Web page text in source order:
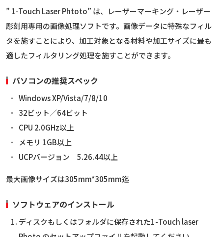
” 1-Touch Laser Phtoto” は、レーザーマーキング・レーザー
彫刻用専用の画像処理ソフトです。画像データに特殊なフィル
タを施すことにより、加工対象となる材料や加工サイズに最も
適したフィルタリング処理を施すことができます。
パソコンの推奨スペック
Windows XP/Vista/7/8/10
32ビット／64ビット
CPU 2.0GHz以上
メモリ 1GB以上
UCPバージョン 5.26.44以上
最大画像サイズは305mm*305mm迄
ソフトウェアのインストール
ディスクもしくはフォルダに保存された1-Touch laser